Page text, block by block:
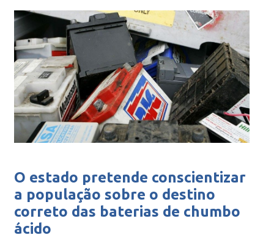
O estado pretende conscientizar
a população sobre o destino
correto das baterias de chumbo
ácido